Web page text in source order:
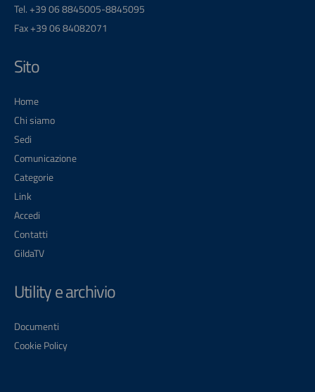
Tel. +39 06 8845005-8845095
Fax +39 06 84082071
Sito
Home
Chi siamo
Sedi
Comunicazione
Categorie
Link
Accedi
Contatti
GildaTV
Utility e archivio
Documenti
Cookie Policy